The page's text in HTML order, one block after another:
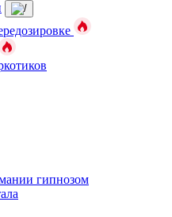
гипнозом